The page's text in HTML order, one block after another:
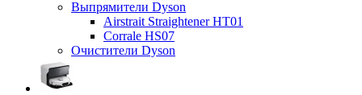
Выпрямители Dyson
Airstrait Straightener HT01
Corrale HS07
Очистители Dyson